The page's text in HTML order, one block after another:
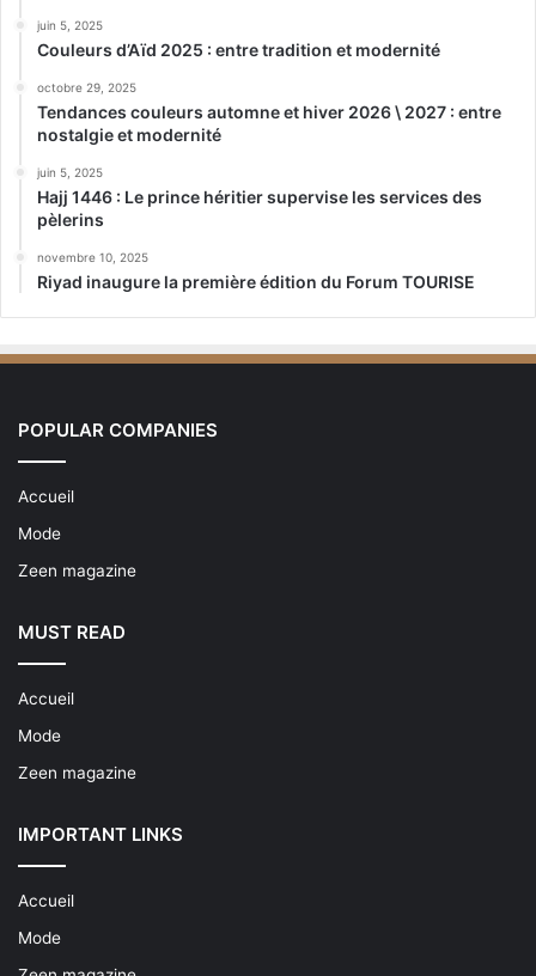
juin 5, 2025
Couleurs d’Aïd 2025 : entre tradition et modernité
octobre 29, 2025
Tendances couleurs automne et hiver 2026 \ 2027 : entre
nostalgie et modernité
juin 5, 2025
Hajj 1446 : Le prince héritier supervise les services des
pèlerins
novembre 10, 2025
Riyad inaugure la première édition du Forum TOURISE
POPULAR COMPANIES
Accueil
Mode
Zeen magazine
MUST READ
Accueil
Mode
Zeen magazine
IMPORTANT LINKS
Accueil
Mode